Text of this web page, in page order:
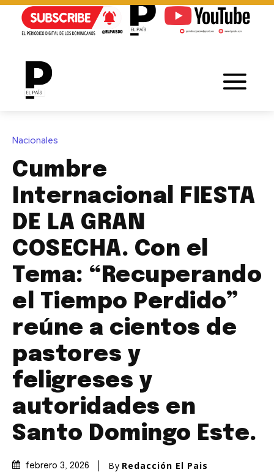
Nacionales
Cumbre
Internacional FIESTA
DE LA GRAN
COSECHA. Con el
Tema: “Recuperando
el Tiempo Perdido”
reúne a cientos de
pastores y
feligreses y
autoridades en
Santo Domingo Este.
febrero 3, 2026 By Redacción El Pais